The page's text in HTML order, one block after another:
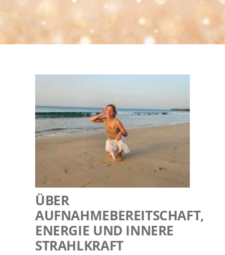
MAGIC NEWS
REFERENZEN
ÜBER
AUFNAHMEBEREITSCHAFT,
ENERGIE UND INNERE
STRAHLKRAFT